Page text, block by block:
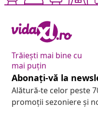
Trăiești mai bine cu
mai puțin
Abonați-vă la
Alătură-te celor peste
promoții sezoniere și